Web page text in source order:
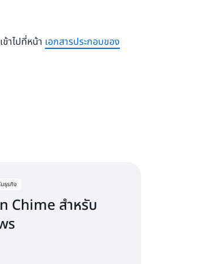
าไปที่หน้า เอกสารประกอบของ
ธุรกิจ
Chime สำหรับ